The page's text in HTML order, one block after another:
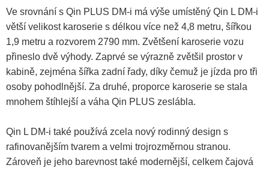
Ve srovnání s Qin PLUS DM-i má výše umístěný Qin L DM-i
větší velikost karoserie s délkou více než 4,8 metru, šířkou
1,9 metru a rozvorem 2790 mm. Zvětšení karoserie vozu
přineslo dvě výhody. Zaprvé se výrazně zvětšil prostor v
kabině, zejména šířka zadní řady, díky čemuž je jízda pro tři
osoby pohodlnější. Za druhé, proporce karoserie se stala
mnohem štíhlejší a váha Qin PLUS zeslábla.
Qin L DM-i také používá zcela nový rodinný design s
rafinovanějším tvarem a velmi trojrozměrnou stranou.
Zároveň je jeho barevnost také modernější, celkem čajová